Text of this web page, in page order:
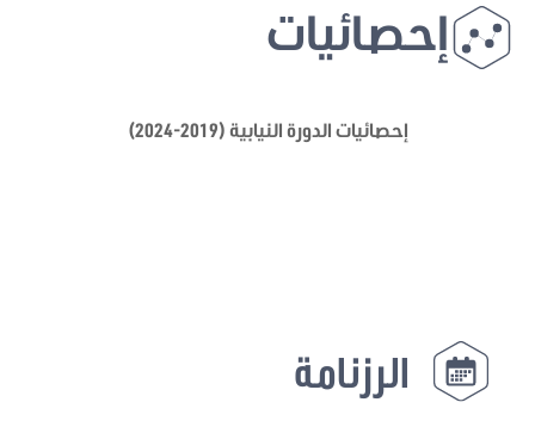
إحصائيات
إحصائيات الدورة النيابية (2019-2024)
الرزنامة